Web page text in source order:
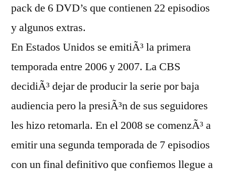
pack de 6 DVD’s que contienen 22 episodios
y algunos extras.
En Estados Unidos se emitiÃ³ la primera
temporada entre 2006 y 2007. La CBS
decidiÃ³ dejar de producir la serie por baja
audiencia pero la presiÃ³n de sus seguidores
les hizo retomarla. En el 2008 se comenzÃ³ a
emitir una segunda temporada de 7 episodios
con un final definitivo que confiemos llegue a